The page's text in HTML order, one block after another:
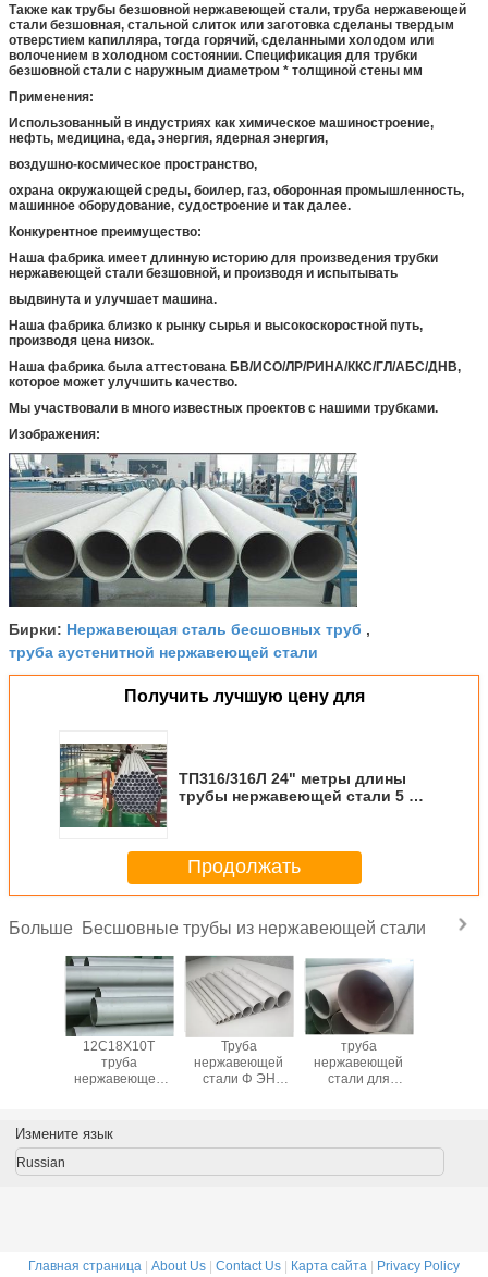
Также как трубы безшовной нержавеющей стали, труба нержавеющей
стали безшовная, стальной слиток или заготовка сделаны твердым
отверстием капилляра, тогда горячий, сделанными холодом или
волочением в холодном состоянии. Спецификация для трубки
безшовной стали с наружным диаметром * толщиной стены мм
Применения:
Использованный в индустриях как химическое машиностроение,
нефть, медицина, еда, энергия, ядерная энергия,
воздушно-космическое пространство,
охрана окружающей среды, боилер, газ, оборонная промышленность,
машинное оборудование, судостроение и так далее.
Конкурентное преимущество:
Наша фабрика имеет длинную историю для произведения трубки
нержавеющей стали безшовной, и производя и испытывать
выдвинута и улучшает машина.
Наша фабрика близко к рынку сырья и высокоскоростной путь,
производя цена низок.
Наша фабрика была аттестована БВ/ИСО/ЛР/РИНА/ККС/ГЛ/АБС/ДНВ,
которое может улучшить качество.
Мы участвовали в много известных проектов с нашими трубками.
Изображения:
Бирки: Нержавеющая сталь бесшовных труб ,
труба аустенитной нержавеющей стали
Получить лучшую цену для
ТП316/316Л 24" метры длины
трубы нержавеющей стали 5 до
Продолжать
Больше Бесшовные трубы из нержавеющей стали
0.6мм
-
12С18Х10Т
труба
нержавеющей
нержавеющий
нефти
Труба
нержавеющей
стали Φ ЭН
мм
труба
нержавеющей
стали для
нержавеющей
Измените язык
Russian
Главная страница | About Us | Contact Us | Карта сайта | Privacy Policy